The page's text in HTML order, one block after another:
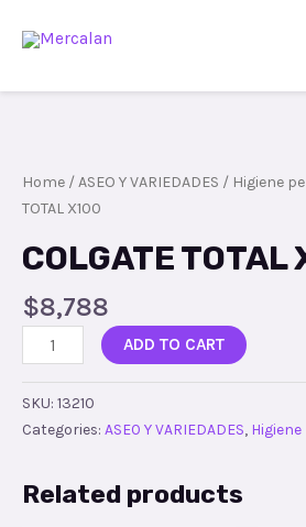
Home /ASEO Y VARIEDADES / Higiene
TOTAL X100
COLGATE TOTAL
$8,788
ADD TO CART
SKU: 13210
Categories: ASEO Y VARIEDADES,
Related products